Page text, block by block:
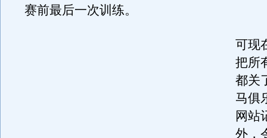
赛前最后一次训练。
可现
把所
都关
马俱
网站
外，